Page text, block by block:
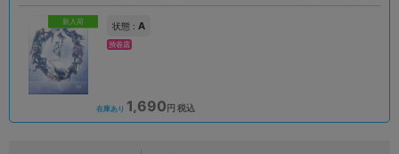
新入荷 状態 : A
渋谷店
在庫あり 1,690 円 税込